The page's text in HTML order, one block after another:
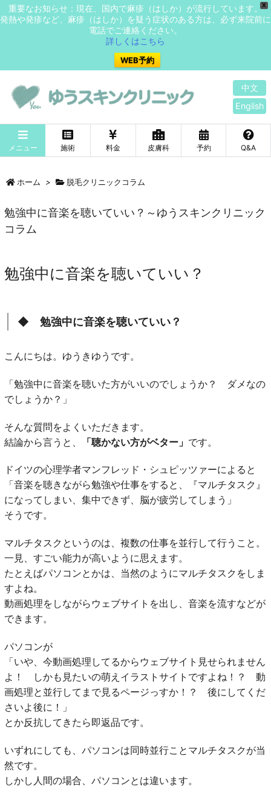
X
重要なお知らせ：現在、国内で麻疹（はしか）が流行しています。
発熱や発疹など、麻疹（はしか）を疑う症状のある方は、必ず来院前に
電話でご連絡ください。
詳しくはこちら
WEB予約
中文
English
メニュー 施術 料金 皮膚科 予約 Q&A
ホーム > 脱毛クリニックコラム
勉強中に音楽を聴いていい？～ゆうスキンクリニック
コラム
勉強中に音楽を聴いていい？
◆ 勉強中に音楽を聴いていい？
こんにちは。ゆうきゆうです。
「勉強中に音楽を聴いた方がいいのでしょうか？ ダメなの
でしょうか？」
そんな質問をよくいただきます。
結論から言うと、
「聴かない方がベター」 です。
ドイツの心理学者マンフレッド・シュピッツァーによると
「音楽を聴きながら勉強や仕事をすると、『マルチタスク』
になってしまい、集中できず、脳が疲労してしまう」
そうです。
マルチタスクというのは、複数の仕事を並行して行うこと。
一見、すごい能力が高いように思えます。
たとえばパソコンとかは、当然のようにマルチタスクをしま
すよね。
動画処理をしながらウェブサイトを出し、音楽を流すなどが
できます。
パソコンが
「いや、今動画処理してるからウェブサイト見せられません
よ！ しかも見たいの萌えイラストサイトですよね！？ 動
画処理と並行してまで見るページっすか！？ 後にしてくだ
さいよ後に！」
とか反抗してきたら即返品です。
いずれにしても、パソコンは同時並行ことマルチタスクが当
然です。
しかし人間の場合、パソコンとは違います。